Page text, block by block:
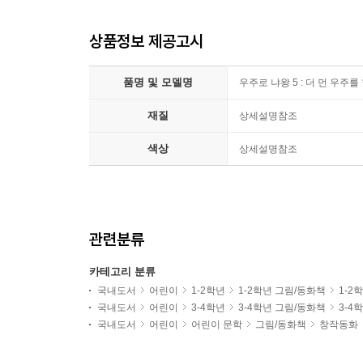
상품정보 제공고시
품명 및 모델명 우주로 냐왕 5 : 더 먼 우주를
재질 상세설명참조
색상 상세설명참조
관련분류
카테고리 분류
국내도서 어린이 1-2학년 1-2학년 그림/동화책
1-2
국내도서
어린이 3-4학년 3-4학년 그림/동화책
3-4
국내도서
어린이 어린이 문학 그림/동화책 창작동화